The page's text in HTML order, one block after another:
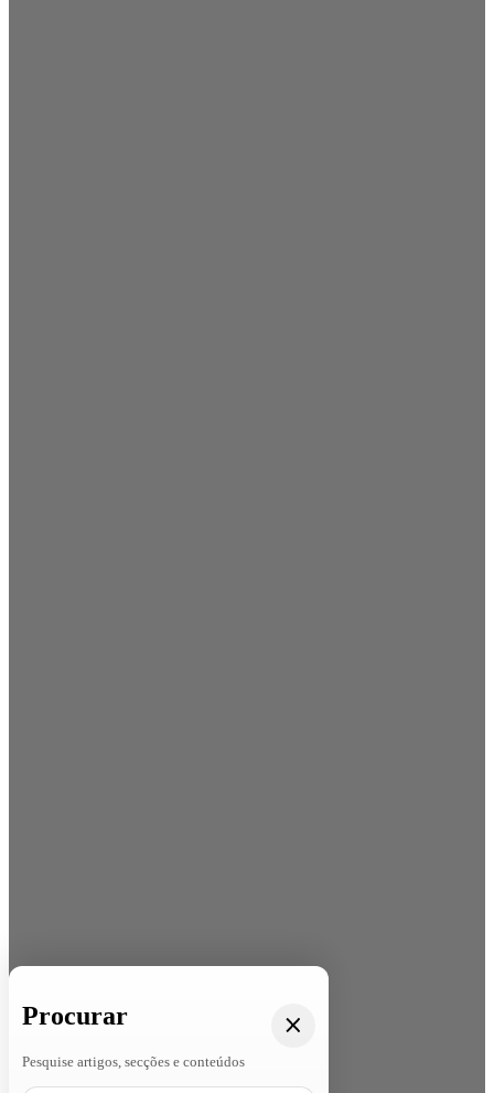
Procurar
Pesquise artigos, secções e conteúdos